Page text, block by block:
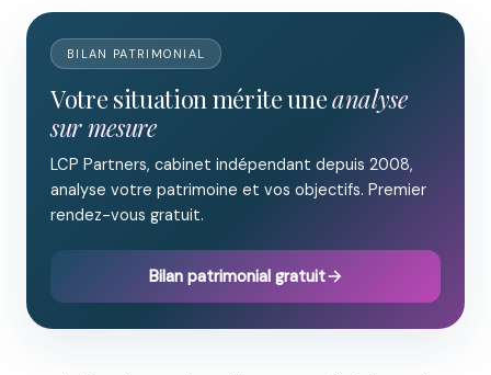
BILAN PATRIMONIAL
Votre situation mérite uneanalyse
sur mesure
LCP Partners, cabinet indépendant depuis 2008,
analyse votre patrimoine et vos objectifs. Premier
rendez-vous gratuit.
Bilan patrimonial gratuit